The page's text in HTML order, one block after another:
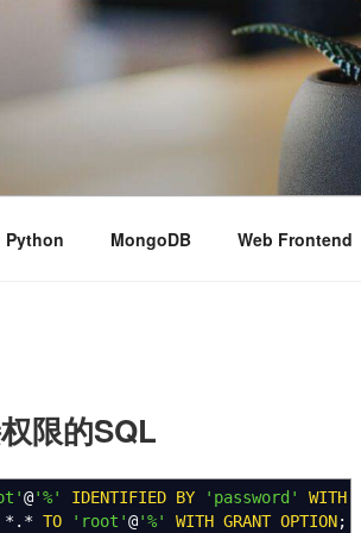
Python MongoDB Web Frontend
限的SQL
@'%' IDENTIFIED BY 'password' WITH
*.* TO 'root'@'%' WITH GRANT OPTION;